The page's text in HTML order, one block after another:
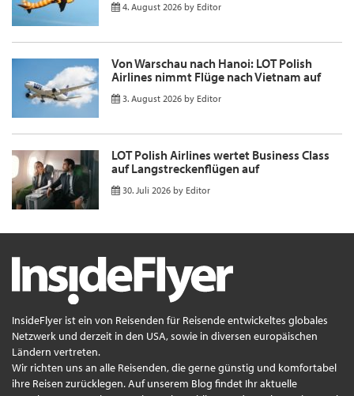
4. August 2026 by Editor
Von Warschau nach Hanoi: LOT Polish
Airlines nimmt Flüge nach Vietnam auf
3. August 2026 by Editor
LOT Polish Airlines wertet Business Class
auf Langstreckenflügen auf
30. Juli 2026 by Editor
InsideFlyer ist ein von Reisenden für Reisende entwickeltes globales
Netzwerk und derzeit in den USA, sowie in diversen europäischen
Ländern vertreten.
Wir richten uns an alle Reisenden, die gerne günstig und komfortabel
ihre Reisen zurücklegen. Auf unserem Blog findet Ihr aktuelle